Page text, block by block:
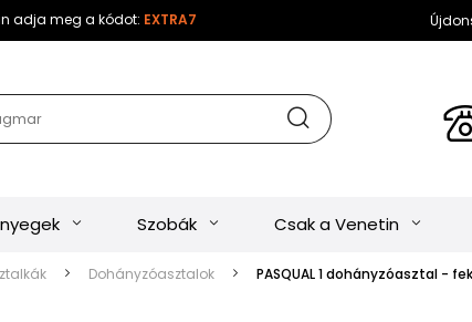
adja meg a kódot: EXTRA7
Szobák Csak a Venetin
Dohányzóasztalok PASQUAL 1 dohányzóasztal -